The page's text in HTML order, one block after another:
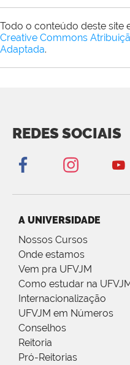
Todo o conteúdo deste site
Creative Commons
Adaptada.
REDES SOCIAIS
A UNIVERSIDADE
Nossos Cursos
Onde estamos
Vem pra UFVJM
Como estudar na
Internacionalização
UFVJM em Números
Conselhos
Reitoria
Pró-Reitorias